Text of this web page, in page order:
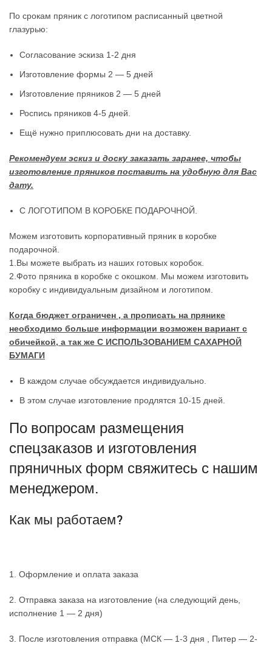
По срокам пряник с логотипом расписанный цветной
глазурью:
Согласование эскиза 1-2 дня
Изготовление формы 2 — 5 дней
Изготовление пряников 2 — 5 дней
Роспись пряников 4-5 дней.
Ещё нужно приплюсовать дни на доставку.
Рекомендуем эскиз и доску заказать заранее, чтобы
изготовление пряников поставить на удобную для Вас
дату.
С ЛОГОТИПОМ В КОРОБКЕ ПОДАРОЧНОЙ.
Можем изготовить корпоративный пряник в коробке
подарочной.
1.Вы можете выбрать из наших готовых коробок.
2.Фото пряника в коробке с окошком. Мы можем изготовить
коробку с индивидуальным дизайном и логотипом.
Когда бюджет ограничен , а прописать на прянике
необходимо больше информации возможен вариант с
обичейкой, а так же С ИСПОЛЬЗОВАНИЕМ САХАРНОЙ
БУМАГИ
В каждом случае обсуждается индивидуально.
В этом случае изготовление продлятся 10-15 дней.
По вопросам размещения
спецзаказов и изготовления
пряничных форм свяжитесь с нашим
менеджером.
Как мы работаем?
1. Оформление и оплата заказа
2. Отправка заказа на изготовление (на следующий день,
исполнение 1 — 2 дня)
3. После изготовления отправка (МСК — 1-3 дня , Питер — 2-